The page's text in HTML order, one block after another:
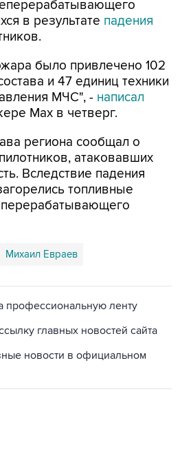
в результате падения
было привлечено 102
и 47 единиц техники
МЧС", - написал
Мах в четверг.
региона сообщал о
атаковавших
Вследствие падения
топливные
Михаил Евраев
профессиональную ленту
главных новостей сайта
новости в официальном